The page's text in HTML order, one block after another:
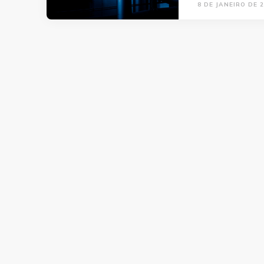
8 DE JANEIRO DE